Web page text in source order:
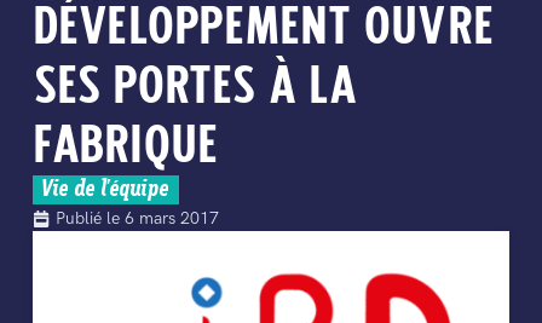
DÉVELOPPEMENT OUVRE
SES PORTES À LA
FABRIQUE
Vie de l'équipe
Publié le 6 mars 2017